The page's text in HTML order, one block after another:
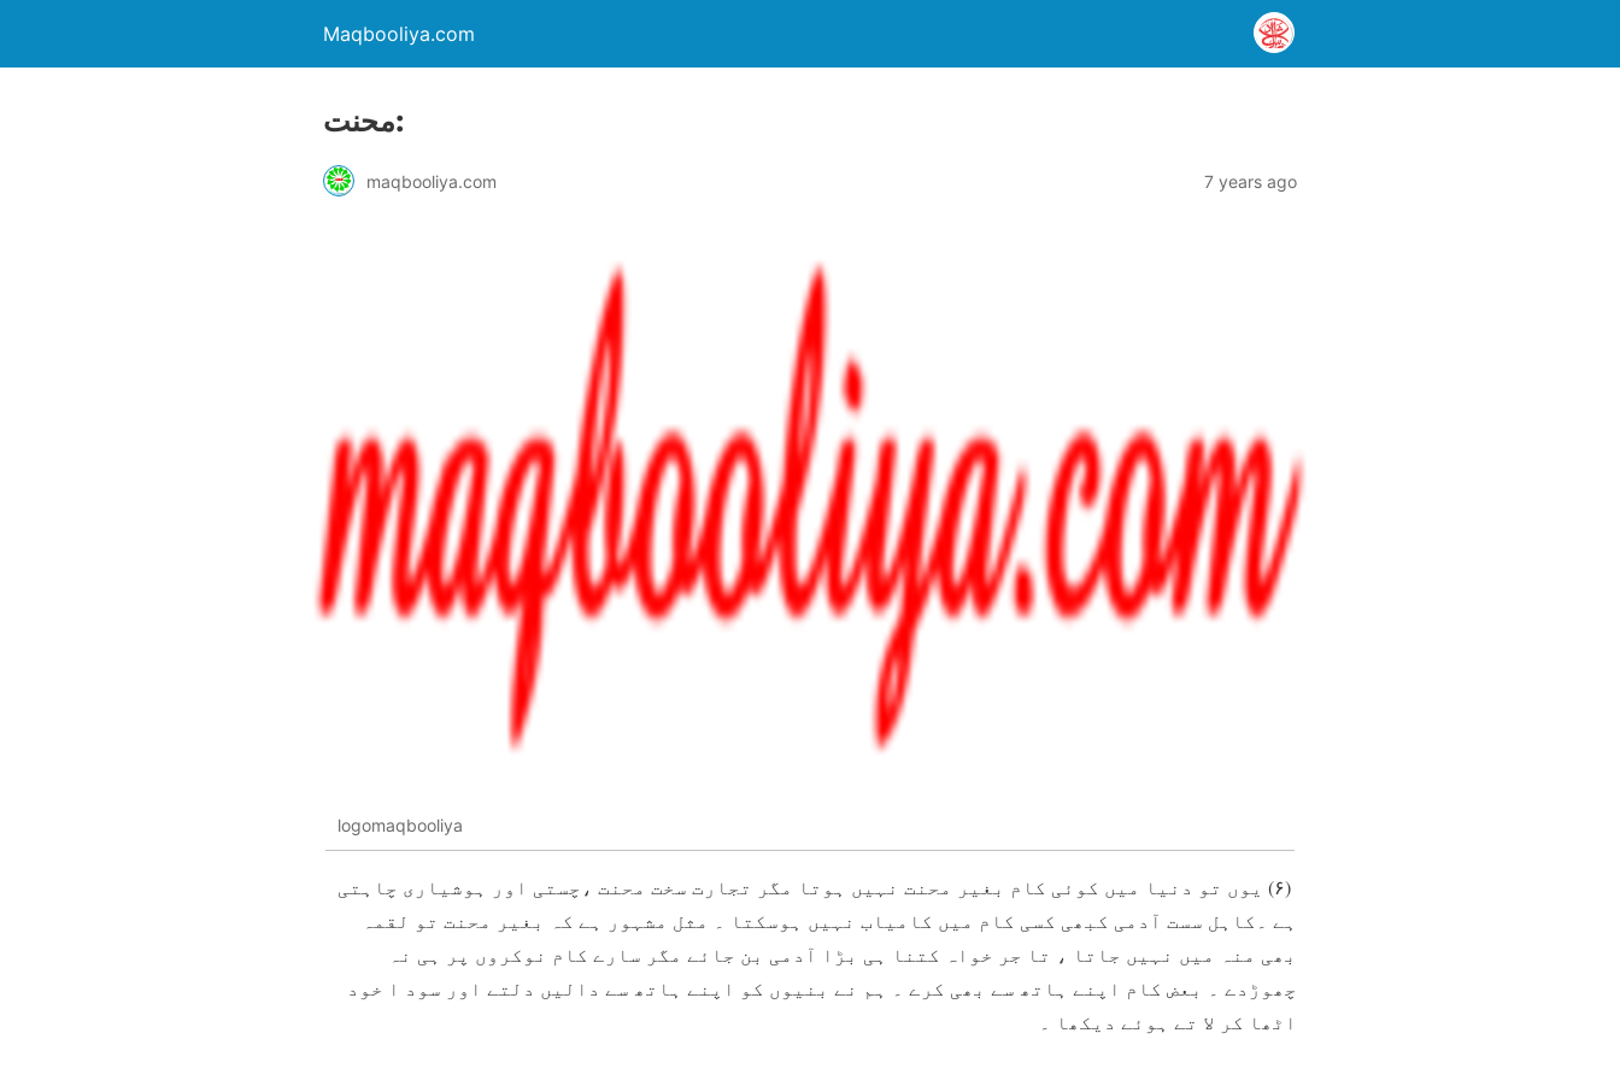
Maqbooliya.com
محنت:
maqbooliya.com 7 years ago
logomaqbooliya
(۶) یوں تو دنیا میں کوئی کام بغیر محنت نہیں ہوتا مگر تجارت سخت محنت ،چستی اور ہوشیاری چاہتی
ہے ۔کاہل سست آدمی کبھی کسی کام میں کامیاب نہیں ہوسکتا ۔ مثل مشہور ہے کہ بغیر محنت تو لقمہ
بھی منہ میں نہیں جاتا ، تا جر خواہ کتنا ہی بڑا آدمی بن جائے مگر سارے کام نوکروں پر ہی نہ
چھوڑدے ۔ بعض کام اپنے ہاتھ سے بھی کرے ۔ ہم نے بنیوں کو اپنے ہاتھ سے دالیں دلتے اور سود ا خود
اٹھا کر لا تے ہوئے دیکھا ۔